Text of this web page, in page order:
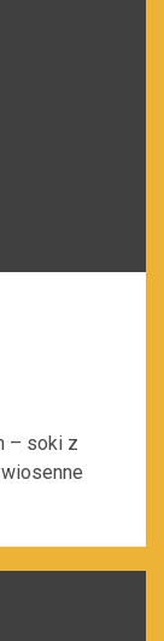
– soki z